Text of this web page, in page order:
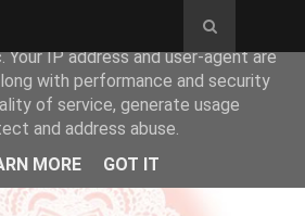
from Google to deliver its services
IP address and user-agent are
with performance and security
of service, generate usage
and address abuse.
MORE
GOT IT